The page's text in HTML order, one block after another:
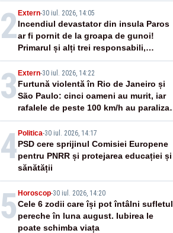
2Extern-30 iul. 2026, 14:05
Incendiul devastator din insula Paros
ar fi pornit de la groapa de gunoi!
Primarul și alți trei responsabili,
arestați
3 Extern-30 iul. 2026, 14:22
Furtună violentă în Rio de Janeiro și
São Paulo: cinci oameni au murit, iar
rafalele de peste 100 km/h au paralizat
transportul - VIDEO
4Politica-30 iul. 2026, 14:17
PSD cere sprijinul Comisiei Europene
pentru PNRR și protejarea educației și
sănătății
5 Horoscop-30 iul. 2026, 14:20
Cele 6 zodii care își pot întâlni sufletul
pereche în luna august. Iubirea le
poate schimba viața